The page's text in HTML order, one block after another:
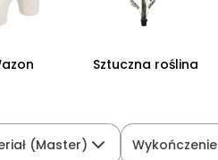
Sztuczna roślina
(Master) Wykończenie